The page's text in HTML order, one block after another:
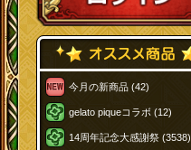
今月の新商品 (42)
gelato piqueコラボ (12)
14周年記念大感謝祭 (3538)